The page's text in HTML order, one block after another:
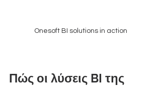
Onesoft BI solutions in action
Πώς οι λύσεις BI της